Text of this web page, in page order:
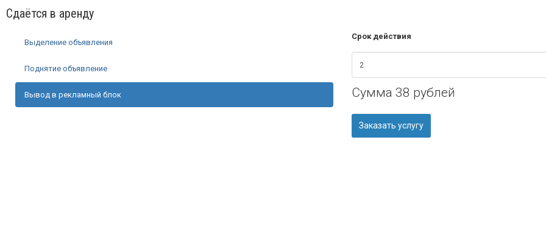
Сдаётся в аренду
Выделение объявления
Поднятие объявление
Вывод в рекламный блок
Срок действия
Сумма 38 рублей